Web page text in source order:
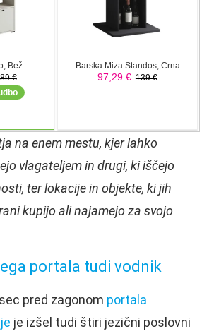
na enem mestu, kjer lahko
vlagateljem in drugi, ki iščejo
ter lokacije in objekte, ki jih
kupijo ali najamejo za svojo
portala tudi vodnik
pred zagonom portala
je izšel tudi štiri jezični poslovni